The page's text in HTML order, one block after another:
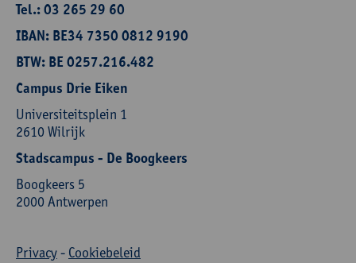
Tel.: 03 265 29 60
IBAN: BE34 7350 0812 9190
BTW: BE 0257.216.482
Campus Drie Eiken
Universiteitsplein 1
2610 Wilrijk
Stadscampus - De Boogkeers
Boogkeers 5
2000 Antwerpen
Privacy- Cookiebeleid